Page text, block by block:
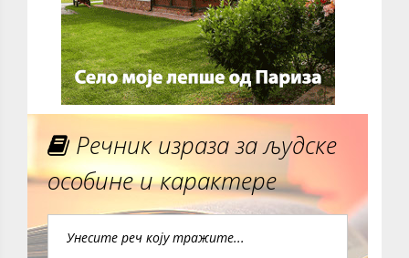
Речник израза за људске
особине и карактере